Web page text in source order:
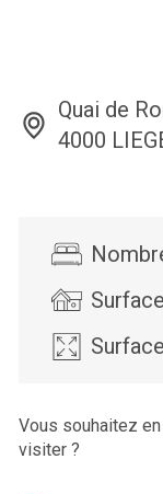
Quai de
4000
Vous souhaitez
visiter ?